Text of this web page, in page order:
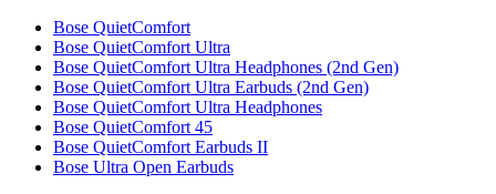
Bose QuietComfort
Bose QuietComfort Ultra
Bose QuietComfort Ultra Headphones (2nd Gen)
Bose QuietComfort Ultra Earbuds (2nd Gen)
Bose QuietComfort Ultra Headphones
Bose QuietComfort 45
Bose QuietComfort Earbuds II
Bose Ultra Open Earbuds